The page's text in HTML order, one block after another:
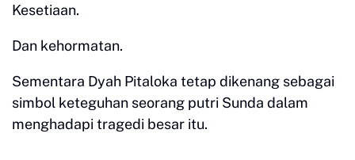
Kesetiaan.
Dan kehormatan.
Sementara Dyah Pitaloka tetap dikenang sebagai
simbol keteguhan seorang putri Sunda dalam
menghadapi tragedi besar itu.